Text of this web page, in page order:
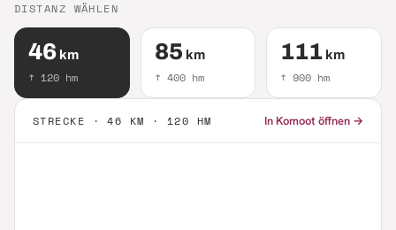
STRECKE ·46 KM · 120 HM In Komoot öffnen →
DISTANZ WÄHLEN
46 km
↑ 120 hm
85 km
↑ 400hm
111 km
↑900 hm